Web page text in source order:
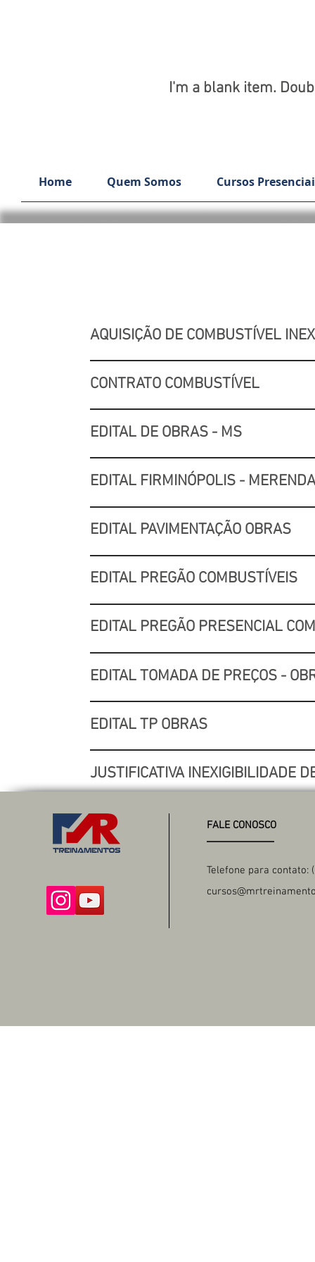
Home Quem Somos Cursos
I'm a blank item.
AQUISIÇÃO DE COMBUSTÍVEL
CONTRATO COMBUSTÍVEL
EDITAL DE OBRAS - MS
EDITAL FIRMINÓPOLIS - MERENDA
EDITAL PAVIMENTAÇÃO OBRAS
EDITAL PREGÃO COMBUSTÍVEIS
EDITAL PREGÃO PRESENCIAL
EDITAL TOMADA DE PREÇOS -
EDITAL TP OBRAS
JUSTIFICATIVA INEXIGIBILIDADE
FALE CONOSCO
Telefone para contato: